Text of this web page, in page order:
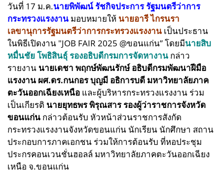
วันที่ 17 ม.ค.นายพิพัฒน์ รัชกิจประการ รัฐมนตรีว่าการ
กระทรวงแรงงาน มอบหมายให้ นายอารี ไกรนรา
เลขานุการรัฐมนตรีว่าการกระทรวงแรงงาน เป็นประธาน
ในพิธีเปิดงาน "JOB FAIR 2025 @ขอนแก่น” โดยมีนายสิบ
หมื่นชัย โพธิสินธุ์ รองอธิบดีกรมการจัดหางาน กล่าว
รายงาน นายเดชา พฤกษ์พัฒนรักษ์ อธิบดีกรมพัฒนาฝีมือ
แรงงาน ผศ.ดร.กนกอร บุญมี อธิการบดี มหาวิทยาลัยภาค
ตะวันออกเฉียงเหนือ และผู้บริหารกระทรวงแรงงาน ร่วม
เป็นเกียรติ นายยุทธพร พิรุณสาร รองผู้ว่าราชการจังหวัด
ขอนแก่น กล่าวต้อนรับ หัวหน้าส่วนราชการสังกัด
กระทรวงแรงงานจังหวัดขอนแก่น นักเรียน นักศึกษา สถาน
ประกอบการภาคเอกชน ร่วมให้การต้อนรับ ที่หอประชุม
ประกรคอนเวนชั่นฮอลล์ มหาวิทยาลัยภาคตะวันออกเฉียง
เหนือ จ.ขอนแก่น